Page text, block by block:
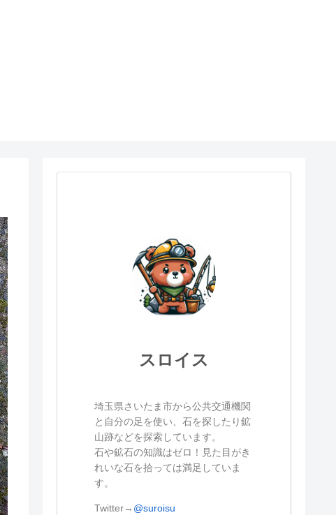
スロイス
埼玉県さいたま市から公共交通機関
と自分の足を使い、石を探したり鉱
山跡などを探索しています。
石や鉱石の知識はゼロ！見た目がき
れいな石を拾っては満足していま
す。
Twitter→ @suroisu